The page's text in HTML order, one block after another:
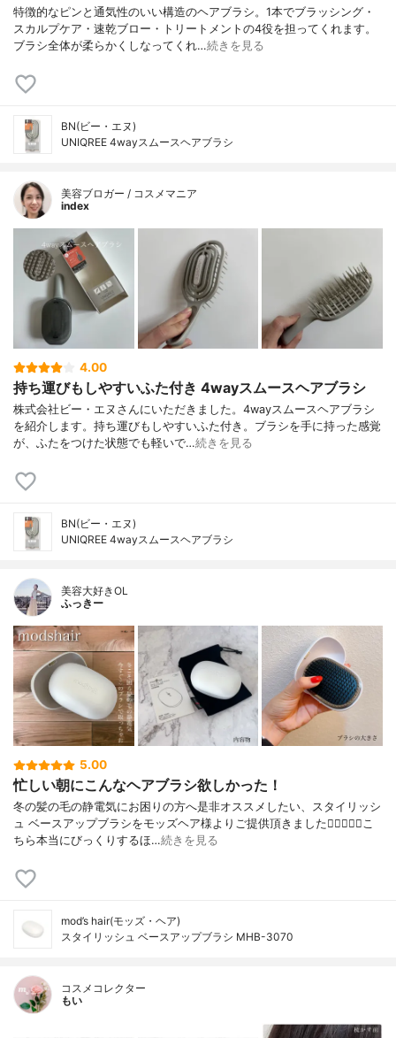
特徴的なピンと通気性のいい構造のヘアブラシ。1本でブラッシング・
スカルプケア・速乾ブロー・トリートメントの4役を担ってくれます。
ブラシ全体が柔らかくしなってくれ…続きを見る
BN(ビー・エヌ)
UNIQREE 4wayスムースヘアブラシ
美容ブロガー / コスメマニア
index
4.00
持ち運びもしやすいふた付き 4wayスムースヘアブラシ
株式会社ビー・エヌさんにいただきました。4wayスムースヘアブラシ
を紹介します。持ち運びもしやすいふた付き。ブラシを手に持った感覚
が、ふたをつけた状態でも軽いで…続きを見る
BN(ビー・エヌ)
UNIQREE 4wayスムースヘアブラシ
美容大好きOL
ふっきー
5.00
忙しい朝にこんなヘアブラシ欲しかった！
冬の髪の毛の静電気にお困りの方へ是非オススメしたい、スタイリッシ
ュ ベースアップブラシをモッズヘア様よりご提供頂きました🧝‍♀️✨✨✨こ
ちら本当にびっくりするほ…続きを見る
mod’s hair(モッズ・ヘア)
スタイリッシュ ベースアップブラシ MHB-3070
コスメコレクター
もい